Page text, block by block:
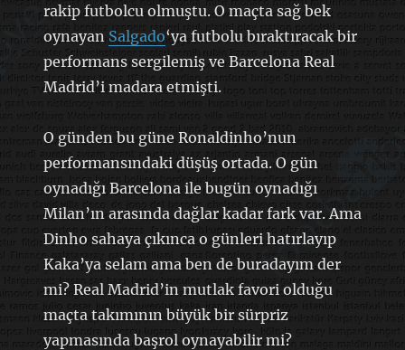
rakip futbolcu olmuştu. O maçta sağ bek
oynayan Salgado‘ya futbolu bıraktıracak bir
performans sergilemiş ve Barcelona Real
Madrid’i madara etmişti.
O günden bu güne Ronaldinho’nun
performansındaki düşüş ortada. O gün
oynadığı Barcelona ile bugün oynadığı
Milan’ın arasında dağlar kadar fark var. Ama
Dinho sahaya çıkınca o günleri hatırlayıp
Kaka’ya selam ama ben de buradayım der
mi? Real Madrid’in mutlak favori olduğu
maçta takımının büyük bir sürpriz
yapmasında başrol oynayabilir mi?